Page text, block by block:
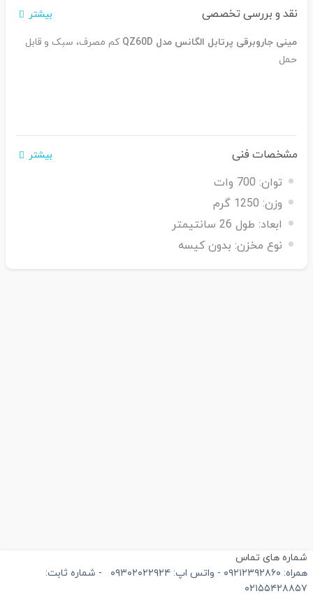
نقد و بررسی تخصصی بیشتر
مینی جاروبرقی پرتابل الگانس مدل QZ60D
کم مصرف، سبک و قابل
حمل
مشخصات فنی بیشتر
توان: 700 وات
وزن: 1250 گرم
ابعاد: طول 26 سانتیمتر
نوع مخزن: بدون کیسه
های تماس
- واتس اپ: ۰۹۳۰۲۰۲۲۹۲۴
-
شماره ثابت: